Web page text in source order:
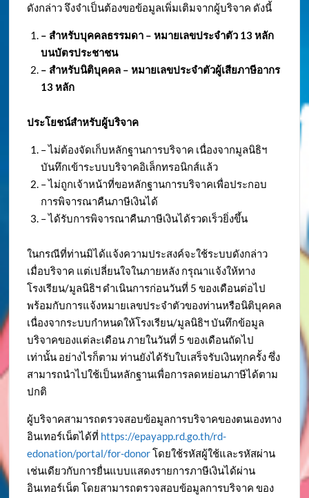
ดังกล่าว จึงจำเป็นต้องขอข้อมูลเพิ่มเติมจากผู้บริจาค ดังนี้
– สำหรับบุคคลธรรมดา – หมายเลขประจำตัว 13 หลัก
บนบัตรประชาชน
– สำหรับนิติบุคคล – หมายเลขประจำตัวผู้เสียภาษีอากร
13 หลัก
ประโยชน์สำหรับผู้บริจาค
– ไม่ต้องจัดเก็บหลักฐานการบริจาค เนื่องจากมูลนิธิฯ
บันทึกเข้าระบบบริจาคอิเล็กทรอนิกส์แล้ว
– ไม่ถูกเจ้าหน้าที่ขอหลักฐานการบริจาคเพื่อประกอบ
การพิจารณาคืนภาษีเงินได้
– ได้รับการพิจารณาคืนภาษีเงินได้รวดเร็วยิ่งขึ้น
ในกรณีที่ท่านมิได้แจ้งความประสงค์จะใช้ระบบดังกล่าว
เมื่อบริจาค แต่เปลี่ยนใจในภายหลัง กรุณาแจ้งให้ทาง
โรงเรียน/มูลนิธิฯ ดำเนินการก่อนวันที่ 5 ของเดือนต่อไป
พร้อมกับการแจ้งหมายเลขประจำตัวของท่านหรือนิติบุคคล
เนื่องจากระบบกำหนดให้โรงเรียน/มูลนิธิฯ บันทึกข้อมูล
บริจาคของแต่ละเดือน ภายในวันที่ 5 ของเดือนถัดไป
เท่านั้น อย่างไรก็ตาม ท่านยังได้รับใบเสร็จรับเงินทุกครั้ง ซึ่ง
สามารถนำไปใช้เป็นหลักฐานเพื่อการลดหย่อนภาษีได้ตาม
ปกติ
ผู้บริจาคสามารถตรวจสอบข้อมูลการบริจาคของตนเองทาง
อินเทอร์เน็ตได้ที่ https://epayapp.rd.go.th/rd-
edonation/portal/for-donorโดยใช้รหัสผู้ใช้และรหัสผ่าน
เช่นเดียวกับการยื่นแบบแสดงรายการภาษีเงินได้ผ่าน
อินเทอร์เน็ต โดยสามารถตรวจสอบข้อมูลการบริจาค ของ